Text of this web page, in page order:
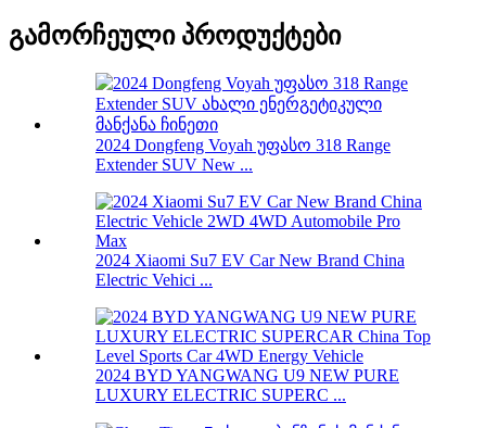
გამორჩეული პროდუქტები
2024 Dongfeng Voyah უფასო 318 Range
Extender SUV New ...
2024 Xiaomi Su7 EV Car New Brand China
Electric Vehici ...
2024 BYD YANGWANG U9 NEW PURE
LUXURY ELECTRIC SUPERC ...